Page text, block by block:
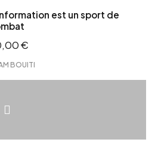
est un sport de
€
BOUITI